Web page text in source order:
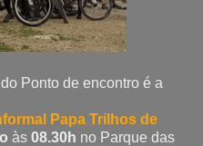
Ponto de encontro é a
Papa Trilhos de
às 08.30h no Parque das